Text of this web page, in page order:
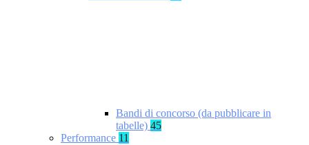
Bandi di concorso (da pubblicare in
tabelle) 45
Performance 11